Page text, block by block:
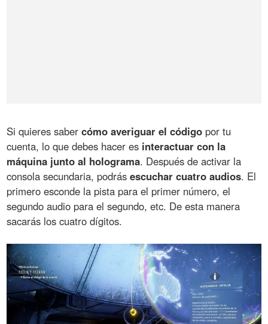
Si quieres sabercómo averiguar el código por tu
cuenta, lo que debes hacer es interactuar con la
máquina junto al holograma. Después de activar la
consola secundaria, podrásescuchar cuatro audios. El
primero esconde la pista para el primer número, el
segundo audio para el segundo, etc. De esta manera
sacarás los cuatro dígitos.